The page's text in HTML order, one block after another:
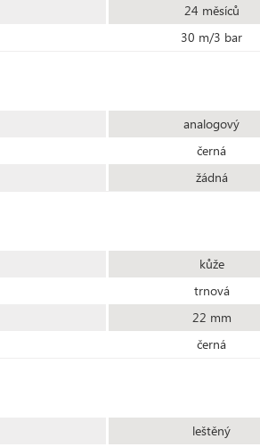
24 měsíců
30 m/3 bar
analogový
černá
žádná
kůže
trnová
22 mm
černá
leštěný